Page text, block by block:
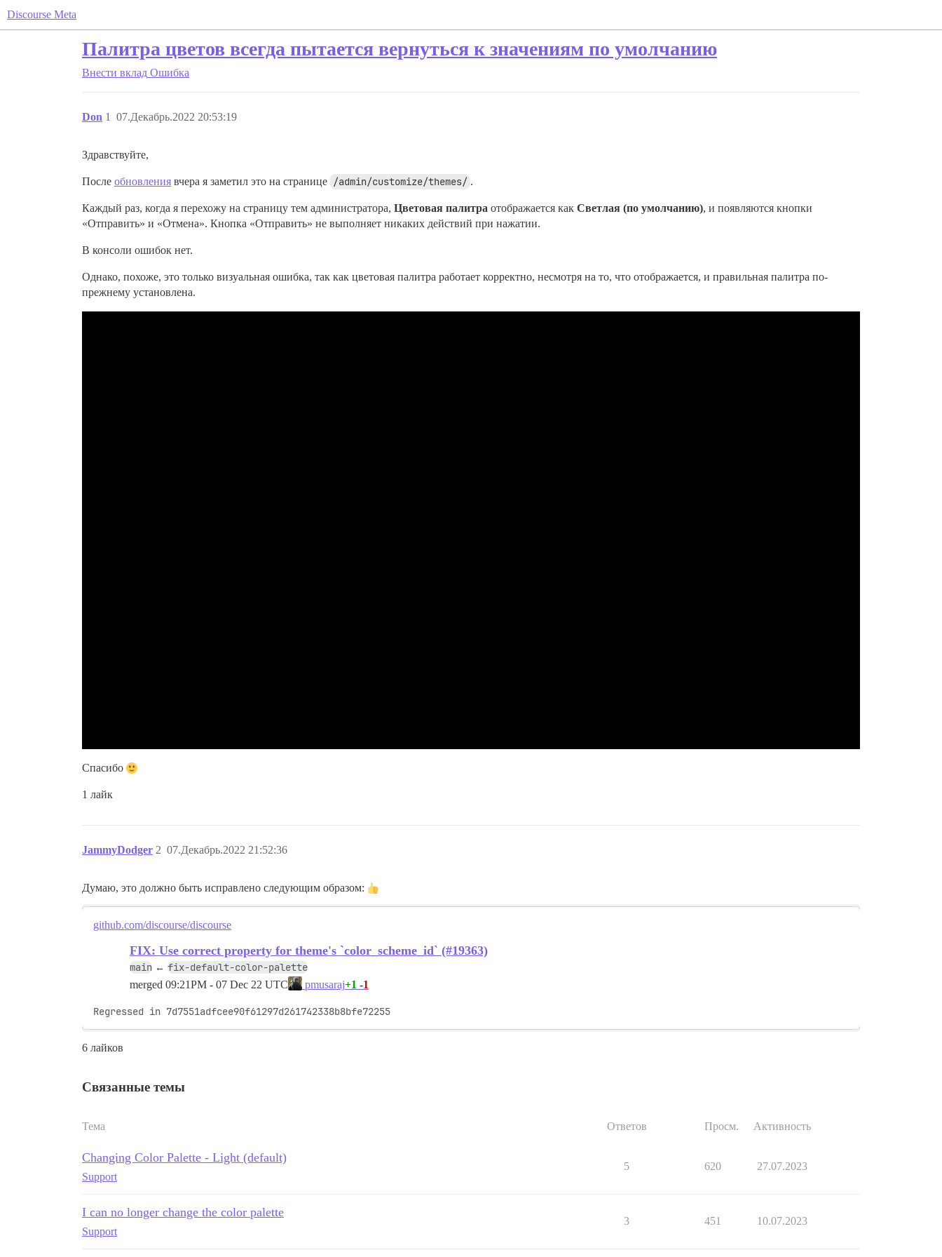
Discourse Meta
Палитра цветов всегда пытается вернуться к значениям по умолчанию
Внести вклад Ошибка
Don 07.Декабрь.2022 20:53:19
1
Здравствуйте,
После обновления вчера я заметил это на странице /admin/customize/themes/ .
Каждый раз, когда я перехожу на страницу тем администратора, Цветовая палитра отображается как Светлая (по умолчанию), и появляются кнопки
«Отправить» и «Отмена». Кнопка «Отправить» не выполняет никаких действий при нажатии.
В консоли ошибок нет.
Однако, похоже, это только визуальная ошибка, так как цветовая палитра работает корректно, несмотря на то, что отображается, и правильная палитра по-
прежнему установлена.
Спасибо
1 лайк
JammyDodger 07.Декабрь.2022 21:52:36
2
Думаю, это должно быть исправлено следующим образом:
github.com/discourse/discourse
FIX: Use correct property for theme's `color_scheme_id` (#19363)
main ← fix-default-color-palette
merged 09:21PM - 07 Dec 22 UTC pmusaraj+1 -1
Regressed in 7d7551adfcee90f61297d261742338b8bfe72255
6 лайков
Связанные темы
Тема Ответов Просм. Активность
Changing Color Palette - Light (default)
Support
5 620 27.07.2023
I can no longer change the color palette
Support
3 451 10.07.2023